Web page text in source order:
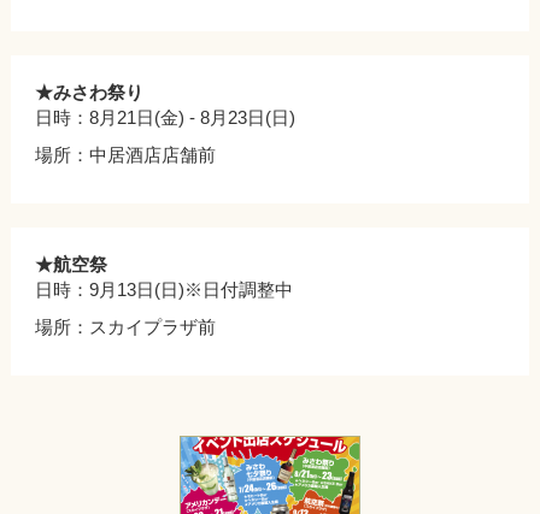
★みさわ祭り
日時：8月21日(金) - 8月23日(日)
場所：中居酒店店舗前
★航空祭
日時：9月13日(日)※日付調整中
場所：スカイプラザ前